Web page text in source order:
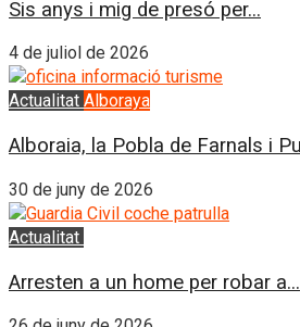
Sis anys i mig de presó per...
4 de juliol de 2026
Actualitat Alboraya
Alboraia, la Pobla de Farnals i
30 de juny de 2026
Actualitat
Arresten a un home per robar a...